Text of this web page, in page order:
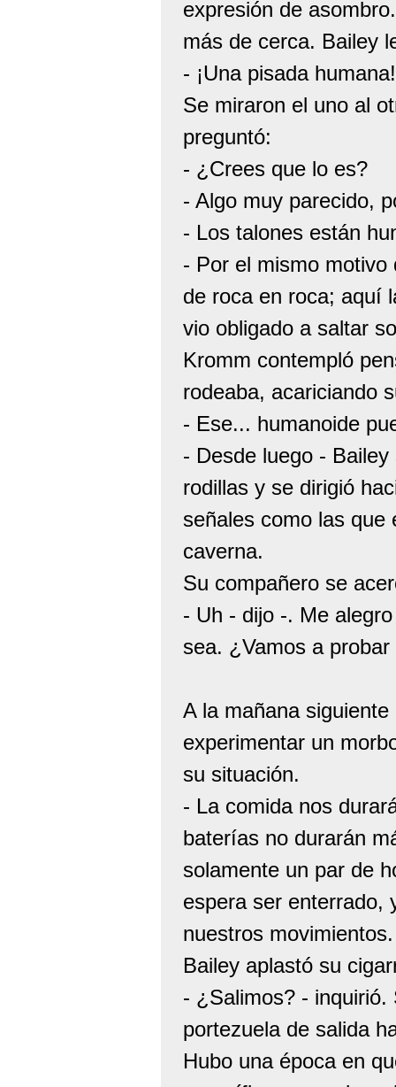
expresión de
más de cerca. Bailey
- ¡Una pisada humana!
Se miraron el uno al
preguntó:
- ¿Crees que lo es?
- Algo muy parecido,
- Los talones están
- Por el mismo motivo
de roca en roca; aquí
vio obligado a saltar
Kromm contempló
rodeaba, acariciando
- Ese... humanoide
- Desde luego -
rodillas y se dirigió
señales como las que
caverna.
Su compañero se
- Uh - dijo -. Me
sea. ¿Vamos a
A la mañana
experimentar un
su situación.
- La comida nos
baterías no durarán
solamente un par de
espera ser enterrado,
nuestros
Bailey aplastó su
- ¿Salimos? - inquirió.
portezuela de salida
Hubo una época en